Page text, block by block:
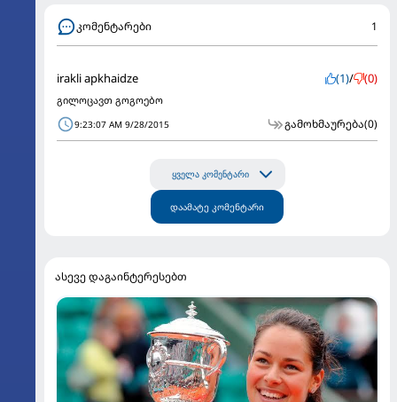
კომენტარები 1
irakli apkhaidze (1)/ (0)
გილოცავთ გოგოებო
9:23:07 AM 9/28/2015 გამოხმაურება(0)
ყველა კომენტარი
დაამატე კომენტარი
ასევე დაგაინტერესებთ